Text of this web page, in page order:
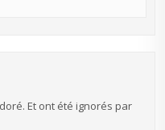
Et ont été ignorés par